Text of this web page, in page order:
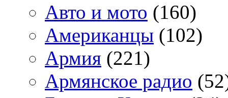
Авто и мото (160)
Американцы (102)
Армия (221)
Армянское радио